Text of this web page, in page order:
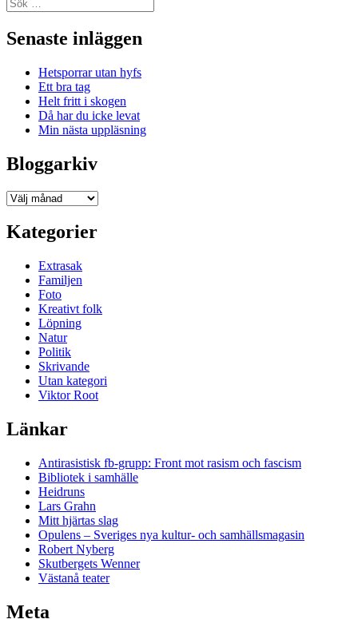
efter:
Senaste inläggen
Hetsporrar utan hyfs
Ett bra tag
Helt fritt i skogen
Då har du icke levat
Min nästa uppläsning
Bloggarkiv
Bloggarkiv
Kategorier
Extrasak
Familjen
Foto
Kreativt folk
Löpning
Natur
Politik
Skrivande
Utan kategori
Viktor Root
Länkar
Antirasistisk fb-grupp: Front mot rasism och fascism
Bibliotek i samhälle
Heidruns
Lars Grahn
Mitt hjärtas slag
Opulens – Sveriges nya kultur- och samhällsmagasin
Robert Nyberg
Skutbergets Wenner
Västanå teater
Meta